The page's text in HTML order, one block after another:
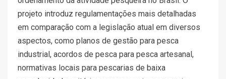
projeto introduz regulamentações mais detalhadas
em comparação com a legislação atual em diversos
aspectos, como planos de gestão para pesca
industrial, acordos de pesca para pesca artesanal,
normativas locais para pescarias de baixa